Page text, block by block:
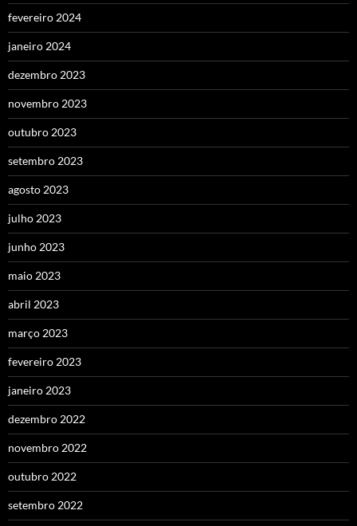
fevereiro 2024
janeiro 2024
dezembro 2023
novembro 2023
outubro 2023
setembro 2023
agosto 2023
julho 2023
junho 2023
maio 2023
abril 2023
março 2023
fevereiro 2023
janeiro 2023
dezembro 2022
novembro 2022
outubro 2022
setembro 2022